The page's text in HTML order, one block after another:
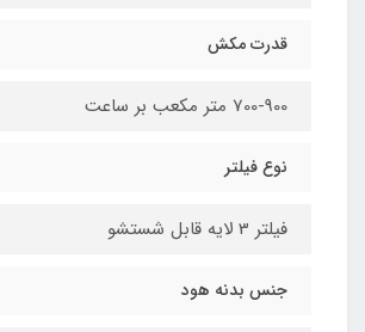
قدرت مکش
700-900 متر مکعب بر ساعت
نوع فیلتر
فیلتر 3 لایه قابل شستشو
جنس بدنه هود